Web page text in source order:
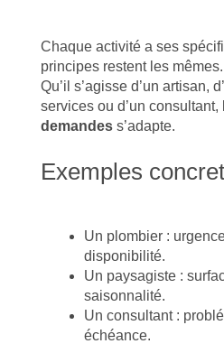
Chaque activité a ses
principes restent les mêmes.
Qu’il s’agisse d’un artisan,
services ou d’un consultant,
demandes s’adapte.
Exemples
Un plombier :
disponibilité.
Un paysagiste :
saisonnalité.
Un consultant :
échéance.